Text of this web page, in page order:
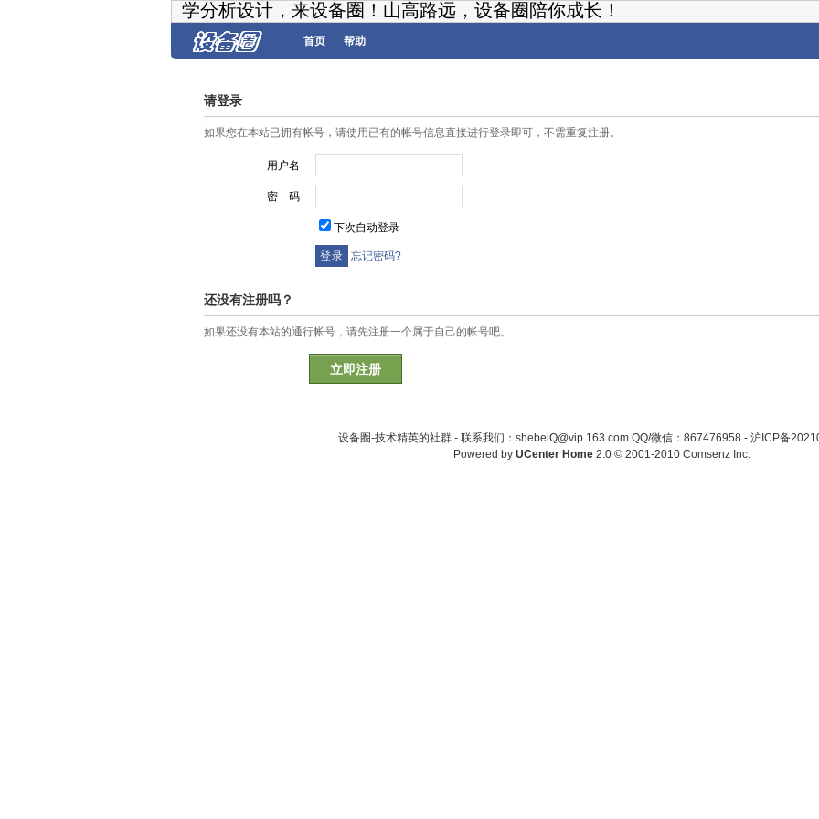
学分析设计，来设备圈！山高路远，设备圈陪你成长！
首页 帮助
请登录
如果您在本站已拥有帐号，请使用已有的帐号信息直接进行登录即可，不需重复注册。
用户名
密 码
下次自动登录
忘记密码?
还没有注册吗？
如果还没有本站的通行帐号，请先注册一个属于自己的帐号吧。
立即注册
设备圈-技术精英的社群 - 联系我们：shebeiQ@vip.163.com QQ/微信：867476958- 沪ICP备
Powered by UCenter Home 2.0© 2001-2010 Comsenz Inc.